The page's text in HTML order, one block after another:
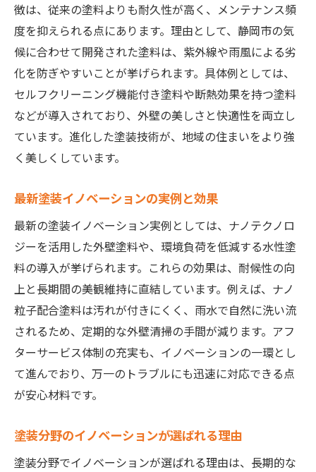
徴は、従来の塗料よりも耐久性が高く、メンテナンス頻
度を抑えられる点にあります。理由として、静岡市の気
候に合わせて開発された塗料は、紫外線や雨風による劣
化を防ぎやすいことが挙げられます。具体例としては、
セルフクリーニング機能付き塗料や断熱効果を持つ塗料
などが導入されており、外壁の美しさと快適性を両立し
ています。進化した塗装技術が、地域の住まいをより強
く美しくしています。
最新塗装イノベーションの実例と効果
最新の塗装イノベーション実例としては、ナノテクノロ
ジーを活用した外壁塗料や、環境負荷を低減する水性塗
料の導入が挙げられます。これらの効果は、耐候性の向
上と長期間の美観維持に直結しています。例えば、ナノ
粒子配合塗料は汚れが付きにくく、雨水で自然に洗い流
されるため、定期的な外壁清掃の手間が減ります。アフ
ターサービス体制の充実も、イノベーションの一環とし
て進んでおり、万一のトラブルにも迅速に対応できる点
が安心材料です。
塗装分野のイノベーションが選ばれる理由
塗装分野でイノベーションが選ばれる理由は、長期的な